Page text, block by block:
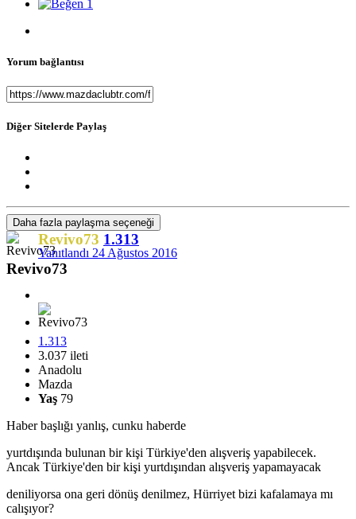
1
Yorum bağlantısı
Diğer Sitelerde Paylaş
Daha fazla paylaşma seçeneği
Revivo73 1.313
Yanıtlandı 24 Ağustos 2016
Revivo73
1.313
3.037 ileti
Anadolu
Mazda
Yaş 79
Haber başlığı yanlış, cunku haberde
yurtdışında bulunan bir kişi Türkiye'den alışveriş yapabilecek.
Ancak Türkiye'den bir kişi yurtdışından alışveriş yapamayacak
deniliyorsa ona geri dönüş denilmez, Hürriyet bizi kafalamaya mı
calışıyor?